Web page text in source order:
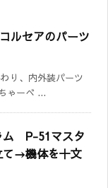
ルセアのパーツ
り、内外装パーツ
ゃーべ ...
ム P-51マスタ
て→機体を十文